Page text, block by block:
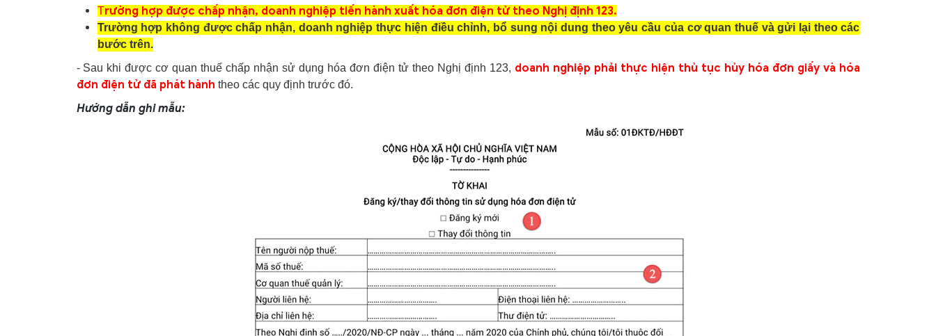
Trường hợp được chấp nhận, doanh nghiệp tiến hành xuất hóa đơn điện tử theo Nghị định 123.
Trường hợp không được chấp nhận, doanh nghiệp thực hiện điều chỉnh, bổ sung nội dung theo yêu cầu của cơ quan thuế và gửi lại theo các
bước trên.
- Sau khi được cơ quan thuế chấp nhận sử dụng hóa đơn điện tử theo Nghị định 123, doanh nghiệp phải thực hiện thủ tục hủy hóa đơn giấy và hóa
đơn điện tử đã phát hành theo các quy định trước đó.
Hướng dẫn ghi mẫu: